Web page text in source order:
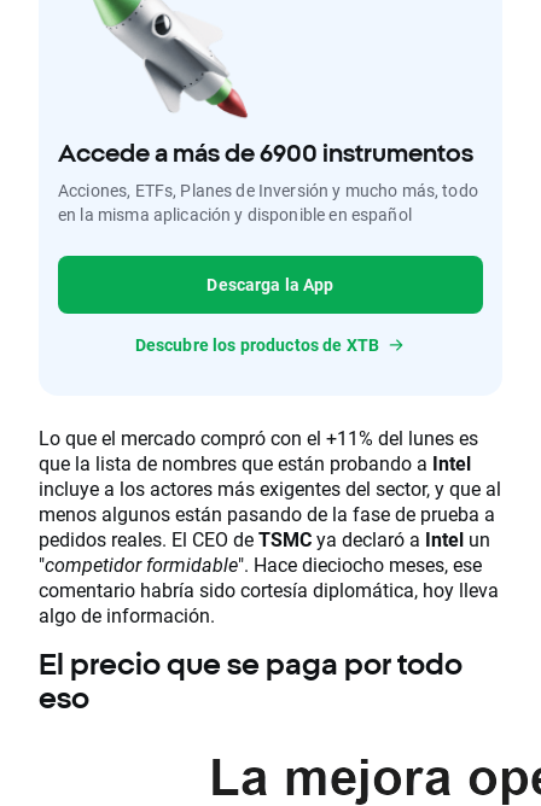
Accede a más de 6900 instrumentos
Acciones, ETFs, Planes de Inversión y mucho más, todo
en la misma aplicación y disponible en español
Descarga la App
Descubre los productos de XTB
Lo que el mercado compró con el +11% del lunes es
que la lista de nombres que están probando a Intel
incluye a los actores más exigentes del sector, y que al
menos algunos están pasando de la fase de prueba a
pedidos reales. El CEO deTSMCya declaró a Intel un
"competidor formidable". Hace dieciocho meses, ese
comentario habría sido cortesía diplomática, hoy lleva
algo de información.
El precio que se paga por todo
eso